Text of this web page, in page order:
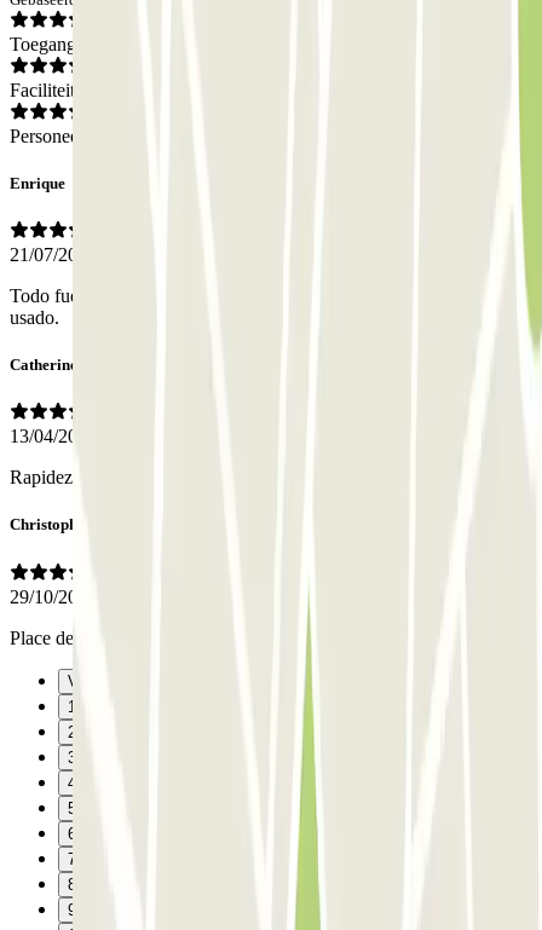
Toegang
Faciliteiten
Personeel
Enrique
21/07/2026
Todo fue de maravilla, igual que en otra ocasión que lo habíamos
usado.
Catherine
13/04/2026
Rapidez y eficacia.
Christophe
29/10/2025
Place de parking pas très adapté au SUV
Vorige
1
2
3
4
5
6
7
8
9